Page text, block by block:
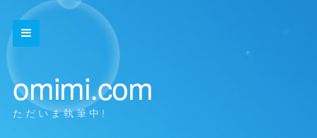
omimi.com
ただいま執筆中!